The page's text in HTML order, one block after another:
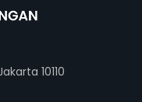
10110